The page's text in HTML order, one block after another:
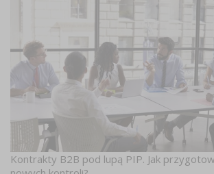
Kontrakty B2B pod lupą PIP. Jak